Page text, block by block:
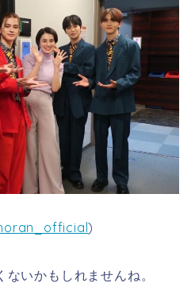
)
いかもしれませんね。